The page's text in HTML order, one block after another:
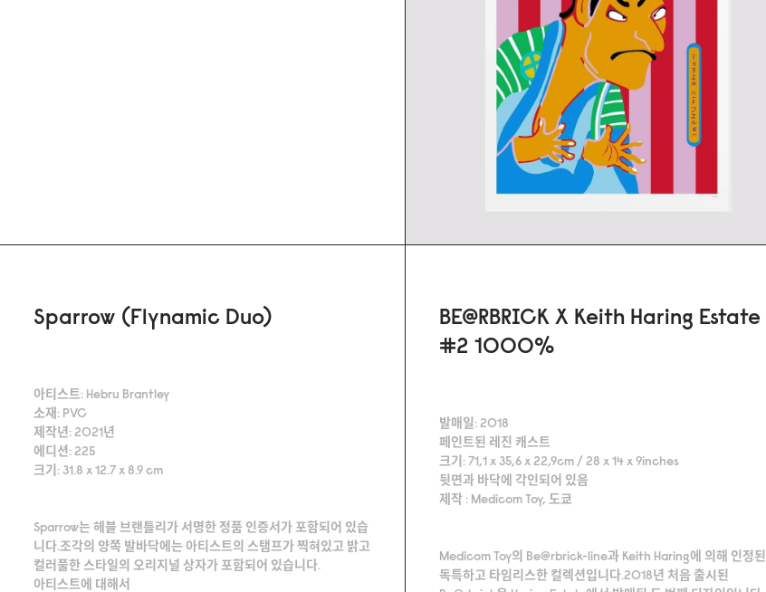
Sparrow (Flynamic Duo)
아티스트: Hebru Brantley
소재: PVC
제작년: 2021년
에디션: 225
크기: 31.8 x 12.7 x 8.9 cm
Sparrow는 헤블 브랜틀리가 서명한 정품 인증서가 포함되어 있습
니다.조각의 양쪽 발바닥에는 아티스트의 스탬프가 찍혀있고 밝고
컬러풀한 스타일의 오리지널 상자가 포함되어 있습니다.
아티스트에 대해서
BE@RBRICK X Keith Haring Estate
#2 1000%
발매일: 2018
페인트된 레진 캐스트
크기: 71,1 x 35,6 x 22,9cm / 28 x 14 x 9inches
뒷면과 바닥에 각인되어 있음
제작 : Medicom Toy, 도쿄
Medicom Toy의 Be@rbrick-line과 Keith Haring에 의해 인정된
독특하고 타임리스한 컬렉션입니다.2018년 처음 출시된